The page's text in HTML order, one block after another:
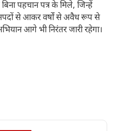
पहचान पत्र के मिले, जिन्हें
से आकर वर्षों से अवैध रूप से
आगे भी निरंतर जारी रहेगा।